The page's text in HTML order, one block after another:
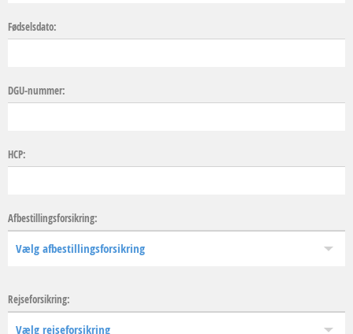
Fødselsdato:
DGU-nummer:
HCP:
Afbestillingsforsikring:
Rejseforsikring: